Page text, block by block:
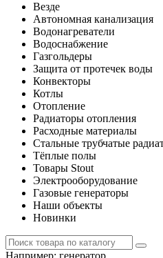
Везде
Автономная канализация
Водонагреватели
Водоснабжение
Газгольдеры
Защита от протечек воды
Конвекторы
Котлы
Отопление
Радиаторы отопления
Расходные материалы
Стальные трубчатые
Тёплые полы
Товары Stout
Электрооборудование
Газовые генераторы
Наши объекты
Новинки
Например: генератор